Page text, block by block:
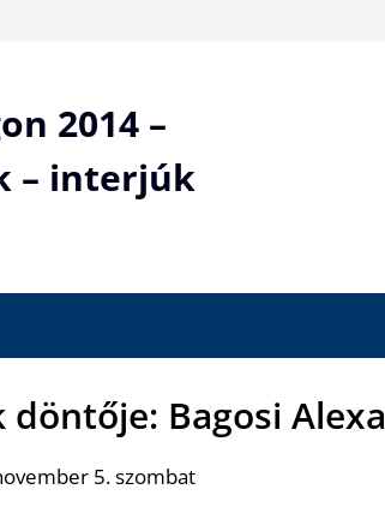
2014 –
– interjúk
Bagosi Alexa
5. szombat